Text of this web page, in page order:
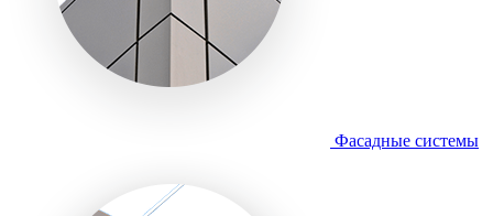
Фасадные системы